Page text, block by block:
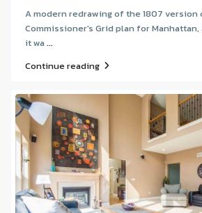
A modern redrawing of the 1807 version
Commissioner's Grid plan for
it wa...
Continue reading